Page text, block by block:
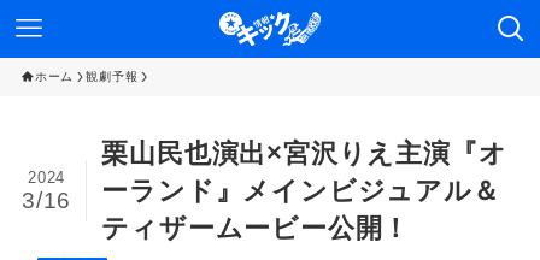
ホーム 観劇予報
栗山民也演出×宮沢りえ主演『オ
ーランド』メインビジュアル＆
ティザームービー公開！
2024
3/16